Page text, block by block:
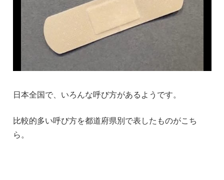
日本全国で、いろんな呼び方があるようです。
比較的多い呼び方を都道府県別で表したものがこち
ら。